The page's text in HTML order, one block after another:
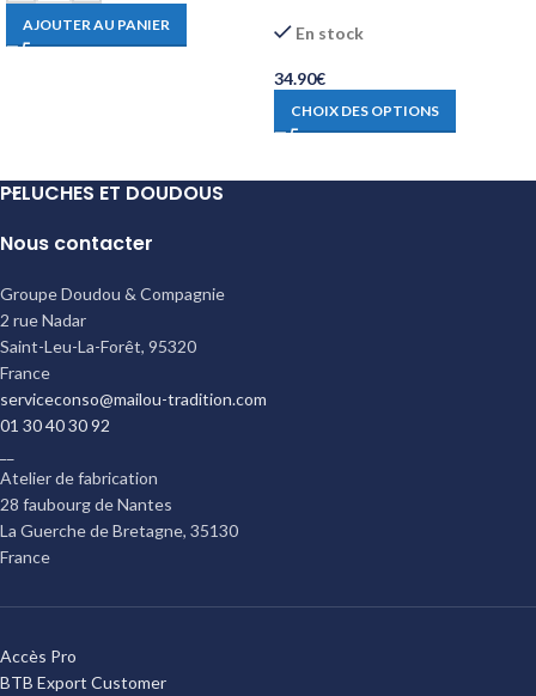
AJOUTER AU PANIER En stock
34.90€
CHOIX DES OPTIONS
PELUCHES ET DOUDOUS
Nous contacter
Groupe Doudou & Compagnie
2 rue Nadar
Saint-Leu-La-Forêt, 95320
France
serviceconso@mailou-tradition.com
01 30 40 30 92
Atelier de fabrication
28 faubourg de Nantes
La Guerche de Bretagne, 35130
France
Accès Pro
BTB Export Customer